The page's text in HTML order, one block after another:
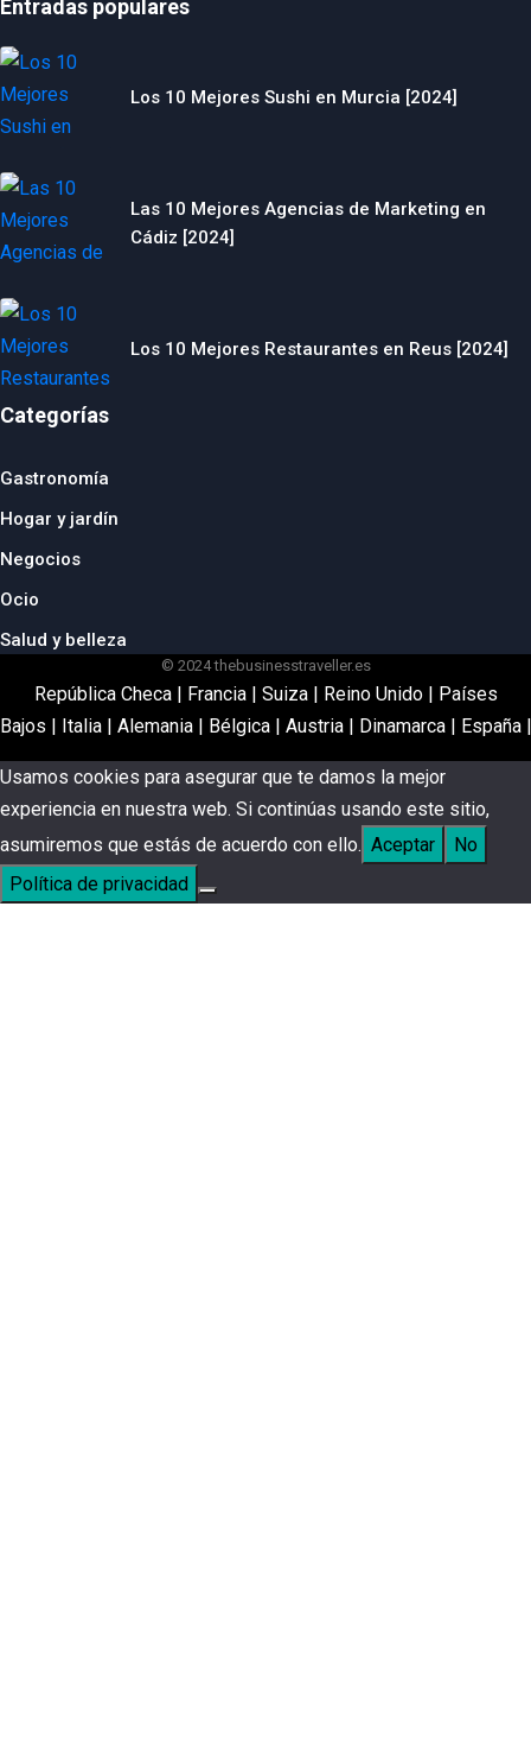
Entradas populares
Los 10 Mejores Sushi en Murcia [2024]
Las 10 Mejores Agencias de Marketing en
Cádiz [2024]
Los 10 Mejores Restaurantes en Reus [2024]
Categorías
Gastronomía
Hogar y jardín
Negocios
Ocio
Salud y belleza
© 2024 thebusinesstraveller.es
República Checa| Francia| Suiza| Reino Unido| Países
Bajos | Italia | Alemania | Bélgica | Austria | Dinamarca | España
Usamos cookies para asegurar que te damos la mejor
experiencia en nuestra web. Si continúas usando este sitio,
asumiremos que estás de acuerdo con ello. Aceptar
No
Política de privacidad